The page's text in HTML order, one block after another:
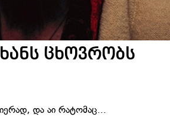
ცხოვრობს
და აი რატომაც...